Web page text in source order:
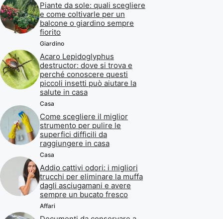
Piante da sole: quali scegliere
e come coltivarle per un
balcone o giardino sempre
fiorito
Giardino
Acaro Lepidoglyphus
destructor: dove si trova e
perché conoscere questi
piccoli insetti può aiutare la
salute in casa
Casa
Come scegliere il miglior
strumento per pulire le
superfici difficili da
raggiungere in casa
Casa
Addio cattivi odori: i migliori
trucchi per eliminare la muffa
dagli asciugamani e avere
sempre un bucato fresco
Affari